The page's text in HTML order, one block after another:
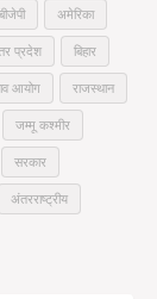
बीजेपी अमेरिका
प्रदेश बिहार
आयोग राजस्थान
जम्मू कश्मीर
सरकार
अंतरराष्ट्रीय